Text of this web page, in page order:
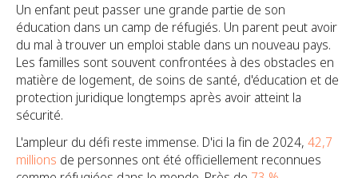
Un enfant peut passer une grande partie de son
éducation dans un camp de réfugiés. Un parent peut avoir
du mal à trouver un emploi stable dans un nouveau pays.
Les familles sont souvent confrontées à des obstacles en
matière de logement, de soins de santé, d'éducation et de
protection juridique longtemps après avoir atteint la
sécurité.
L'ampleur du défi reste immense. D'ici la fin de 2024, 42,7
millions de personnes ont été officiellement reconnues